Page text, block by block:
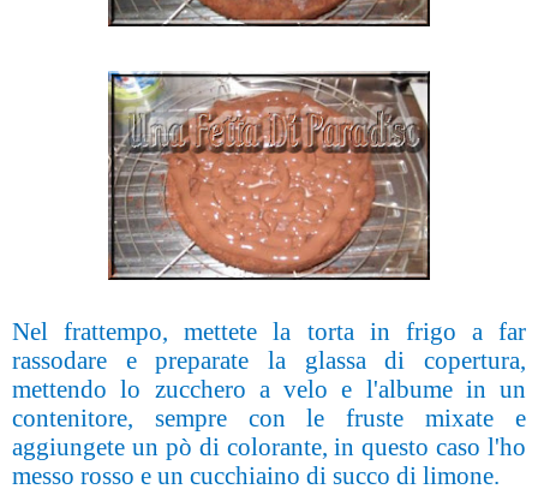
Nel frattempo, mettete la torta in frigo a far
rassodare e preparate la glassa di copertura,
mettendo lo zucchero a velo e l'albume in un
contenitore, sempre con le fruste mixate e
aggiungete un pò di colorante, in questo caso l'ho
messo rosso e un cucchiaino di succo di limone.